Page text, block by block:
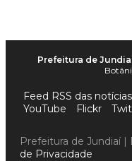
Prefeitura de
Feed RSS das notícias
YouTube
Flickr
Prefeitura de Jundiaí
de Privacidade